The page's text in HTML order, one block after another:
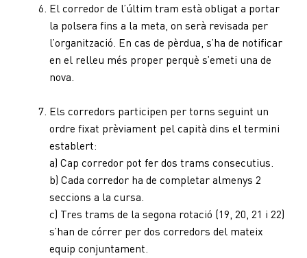
El corredor de l’últim tram està obligat a portar
la polsera fins a la meta, on serà revisada per
l’organització. En cas de pèrdua, s’ha de notificar
en el relleu més proper perquè s’emeti una de
nova.
Els corredors participen per torns seguint un
ordre fixat prèviament pel capità dins el termini
establert:
a) Cap corredor pot fer dos trams consecutius.
b) Cada corredor ha de completar almenys 2
seccions a la cursa.
c) Tres trams de la segona rotació (19, 20, 21 i 22)
s’han de córrer per dos corredors del mateix
equip conjuntament.